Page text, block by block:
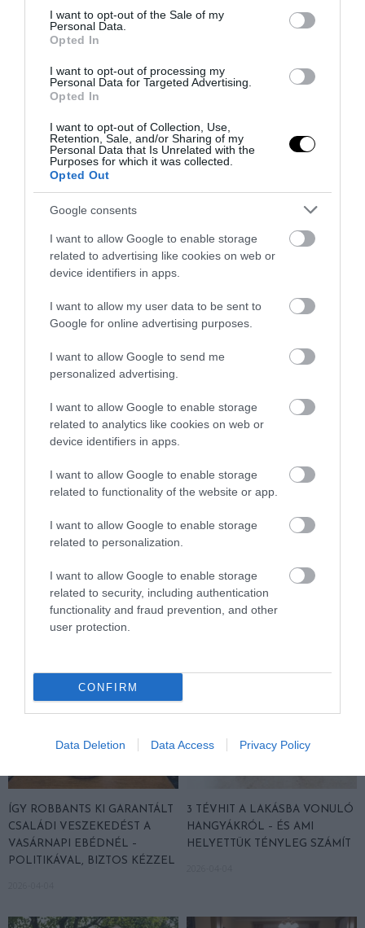
consent section.
I want to opt-out of the Sale of my
Personal Data.
Opted In
I want to opt-out of processing my
Personal Data for Targeted Advertising.
Opted In
I want to opt-out of Collection, Use,
Retention, Sale, and/or Sharing of my
Personal Data that Is Unrelated with the
Purposes for which it was collected.
Opted Out
Google consents
I want to allow Google to enable storage
related to advertising like cookies on web or
device identifiers in apps.
I want to allow my user data to be sent to
Google for online advertising purposes.
I want to allow Google to send me
personalized advertising.
I want to allow Google to enable storage
related to analytics like cookies on web or
device identifiers in apps.
I want to allow Google to enable storage
related to functionality of the website or app.
I want to allow Google to enable storage
related to personalization.
I want to allow Google to enable storage
related to security, including authentication
functionality and fraud prevention, and other
user protection.
CONFIRM
Data Deletion Data Access Privacy Policy
KAPCSOLÓDÓ OLVASMÁNY
VIRÁGOS KERTJE – CSAK MOST
A RENDRAKÁSI MÓDSZER,
AMITŐL ELŐSZÖR MEGIJEDSZ,
LEGDRÁGÁBB MEGLEPETÉS: A
SITT TUD IGAZÁN
2026-04-08
HOSSZÚ TÁVON: A
2026-04-05
ÍGY ROBBANTS KI GARANTÁLT
CSALÁDI VESZEKEDÉST A
VASÁRNAPI EBÉDNÉL –
POLITIKÁVAL, BIZTOS KÉZZEL
3 TÉVHIT A LAKÁSBA VONULÓ
HANGYÁKRÓL – ÉS AMI
HELYETTÜK TÉNYLEG SZÁMÍT